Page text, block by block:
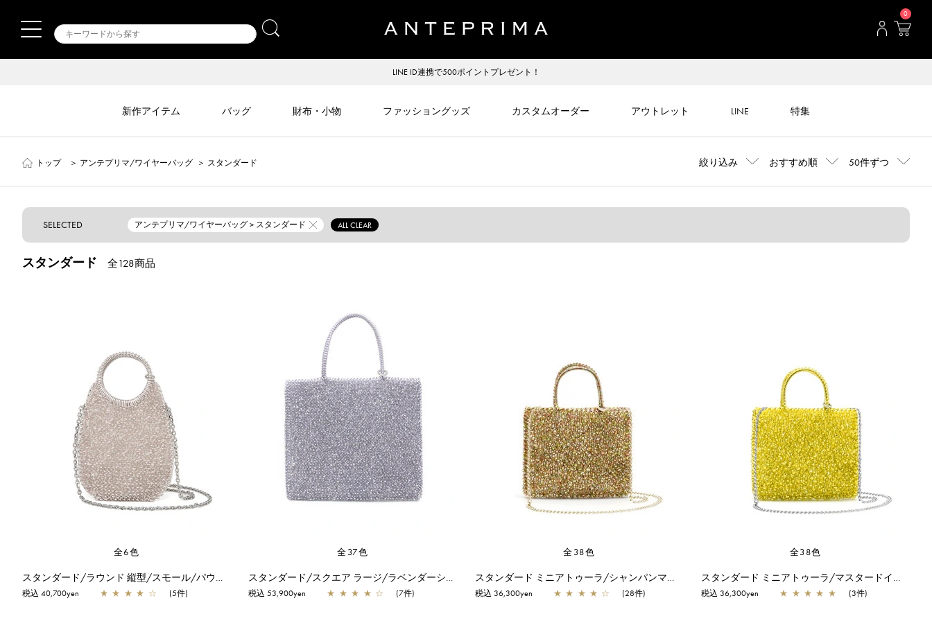
0
LINE ID連携で500ポイントプレゼント！
新作アイテム バッグ 財布・小物 ファッショングッズ カスタムオーダー アウトレット LINE 特集
トップ ＞ アンテプリマ/ワイヤーバッグ ＞ スタンダード 絞り込み おすすめ順 50件ずつ
SELECTED アンテプリマ/ワイヤーバッグ > スタンダード ALL CLEAR
スタンダード 全128商品
全6色
スタンダード/ラウンド 縦型/スモール/パウダリーピンクシルバー
税込 40,700yen ★ ★ ★ ★ ☆ (5件)
全37色
スタンダード/スクエア ラージ/ラベンダーシルバー
税込 53,900yen ★ ★ ★ ★ ☆ (7件)
全38色
スタンダード ミニアトゥーラ/シャンパンマルチ
税込 36,300yen ★ ★ ★ ★ ☆ (28件)
全38色
スタンダード ミニアトゥーラ/マスタードイエロー
税込 36,300yen ★ ★ ★ ★ ★ (3件)